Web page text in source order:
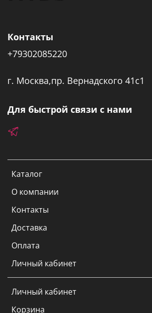
Каталог
О компании
Контакты
Доставка
Оплата
Личный кабинет
Личный кабинет
Корзина
Контакты
+79302085220
г. Москва,пр. Вернадского 41с1
Для быстрой связи с нами